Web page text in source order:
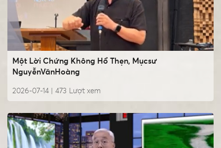
Một Lời Chứng Không Hổ Thẹn, Mụcsư
NguyễnVănHoàng
2026-07-14 | Lượt xem
473